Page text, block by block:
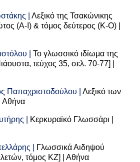
| Λεξικό της Τσακώνικης
(Α-Ι) & τόμος δεύτερος (Κ-Ο) |
| Το γλωσσικό ιδίωμα της
τεύχος 35, σελ. 70-77] |
Παπαχριστοδούλου | Λεξικό των
Αθήνα
|
Κερκυραϊκό Γλωσσάρι |
|
Γλωσσικά Αιδηψού
τόμος ΚΖ] | Αθήνα